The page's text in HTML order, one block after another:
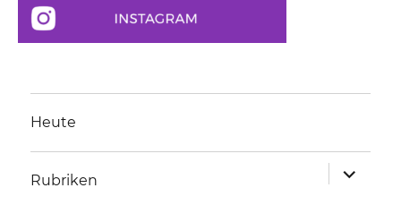
Heute
Rubriken
anzeigen